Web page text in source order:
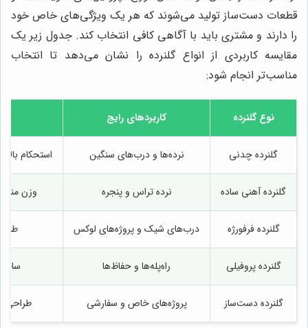
قطعات دست‌ساز تولید می‌شوند که هر یک ویژگی‌های خاص خود
را دارند و مشتری باید با آگاهی کافی انتخاب کند. جدول زیر یک
مقایسه کاربردی از انواع گلنرده را نشان می‌دهد تا انتخاب
مناسب‌تر انجام شود:
نوع گلنرده کاربردهای رایج
گلنرده چدنی نرده‌ها و درب‌های سنگین استحکام
گلنرده آهنی ساده نرده تراس و پنجره وزن
گلنرده فرفورژه درب‌های شیک و پروژه‌های لوکس
گلنرده پروفیلی راه‌پله‌ها و حفاظ‌ها
گلنرده دست‌ساز پروژه‌های خاص و سفارشی طراحی